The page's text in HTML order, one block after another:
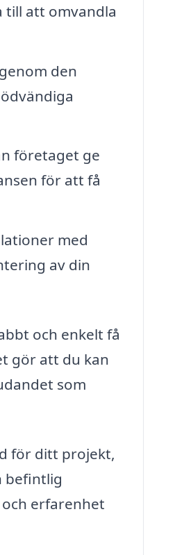
till att omvandla
den
företaget ge
för att få
med
av din
och enkelt få
gör att du kan
som
för ditt projekt,
befintlig
erfarenhet